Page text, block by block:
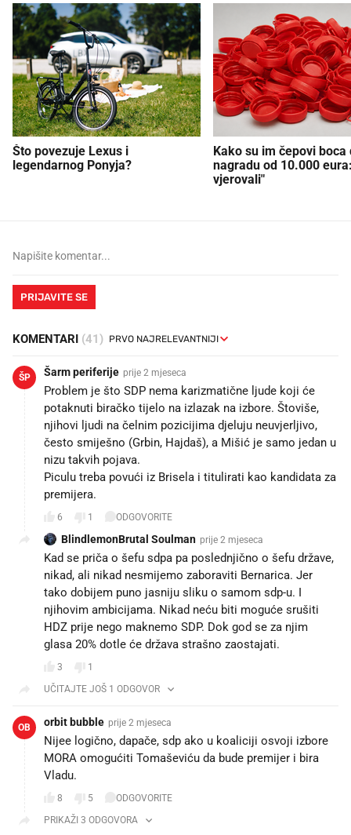
Što povezuje Lexus i
legendarnog Ponyja?
Kako su im čepovi boca
nagradu od 10.000
vjerovali"
PRIJAVITE SE
KOMENTARI (41)
ŠP Šarm periferije prije 2 mjeseca
Problem je što SDP nema karizmatične ljude koji će
potaknuti biračko tijelo na izlazak na izbore. Štoviše,
njihovi ljudi na čelnim pozicijima djeluju neuvjerljivo,
često smiješno (Grbin, Hajdaš), a Mišić je samo jedan u
nizu takvih pojava.
Piculu treba povući iz Brisela i titulirati kao kandidata za
premijera.
6 1 ODGOVORITE
BlindlemonBrutal Soulman prije 2 mjeseca
Kad se priča o šefu sdpa pa poslednjično o šefu države,
nikad, ali nikad nesmijemo zaboraviti Bernarica. Jer
tako dobijem puno jasniju sliku o samom sdp-u. I
njihovim ambicijama. Nikad neću biti moguće srušiti
HDZ prije nego maknemo SDP. Dok god se za njim
glasa 20% dotle će država strašno zaostajati.
3
1
UČITAJTE JOŠ 1 ODGOVOR
OB orbit bubble prije 2 mjeseca
Nijee logično, dapače, sdp ako u koaliciji osvoji izbore
MORA omogućiti Tomaševiću da bude premijer i bira
Vladu.
8 5
ODGOVORITE
PRIKAŽI 3 ODGOVORA